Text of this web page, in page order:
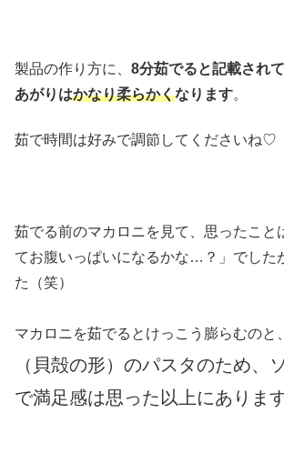
製品の作り方に、 8分茹でると記載され
あがりはかなり柔らかくなります。
茹で時間は好みで調節してくださいね♡
茹でる前のマカロニを見て、思ったこと
てお腹いっぱいになるかな…？」でした
た（笑）
マカロニを茹でるとけっこう膨らむのと、
（貝殻の形）のパスタのため、
で満足感は思った以上にありま